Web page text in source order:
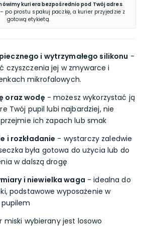
kuriera bezpośrednio pod Twój adres.
po prostu spakuj paczkę, a kurier przyjedzie z
gotową etykietą.
i wytrzymałego silikonu -
czyszczenia jej w zmywarce i
mikrofalowych.
oraz wodę - możesz wykorzystać ją
Twój pupil lubi najbardziej, nie
ich zapach lub smak
i rozkładanie - wystarczy zaledwie
była gotowa do użycia lub do
w dalszą drogę
i niewielka waga - idealna do
podstawowe wyposażenie w
miski wybierany jest losowo